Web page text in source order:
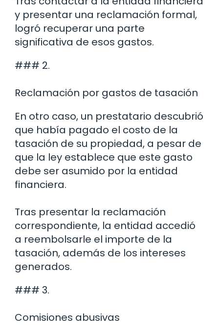
y presentar una reclamación formal,
logró recuperar una parte
significativa de esos gastos.
### 2.
Reclamación por gastos de tasación
En otro caso, un prestatario descubrió
que había pagado el costo de la
tasación de su propiedad, a pesar de
que la ley establece que este gasto
debe ser asumido por la entidad
financiera.
Tras presentar la reclamación
correspondiente, la entidad accedió
a reembolsarle el importe de la
tasación, además de los intereses
generados.
### 3.
Comisiones abusivas